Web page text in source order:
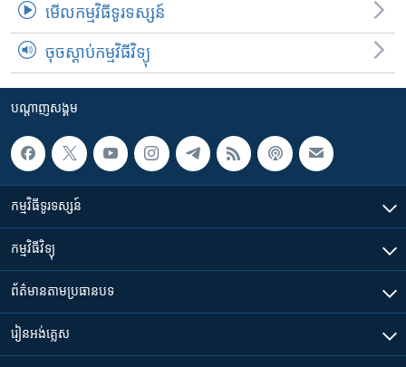
មើល​កម្មវិធី​ទូរទស្សន៍
ចុចស្តាប់កម្មវិធីវិទ្យុ
បណ្តាញ​សង្គម
កម្មវិធី​ទូរទស្សន៍
កម្មវិធី​វិទ្យុ
ព័ត៌មាន​តាមប្រធានបទ​
រៀន​​អង់គ្លេស